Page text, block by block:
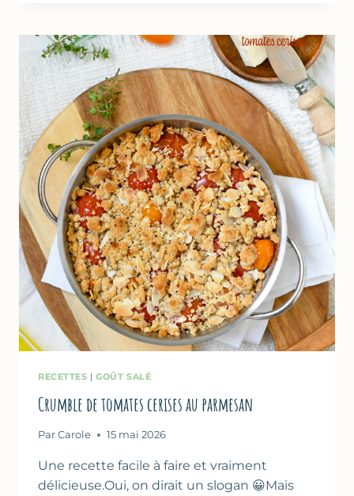
SAUCE
SOJA
&
CACAHUÈTES
–
MÉTHODE
DE
CUISSON
RECETTES |GOÛT SALÉ
Crumble de tomates cerises au parmesan
Par Carole 15 mai 2026
Une recette facile à faire et vraiment
délicieuse.Oui, on dirait un slogan 😀Mais